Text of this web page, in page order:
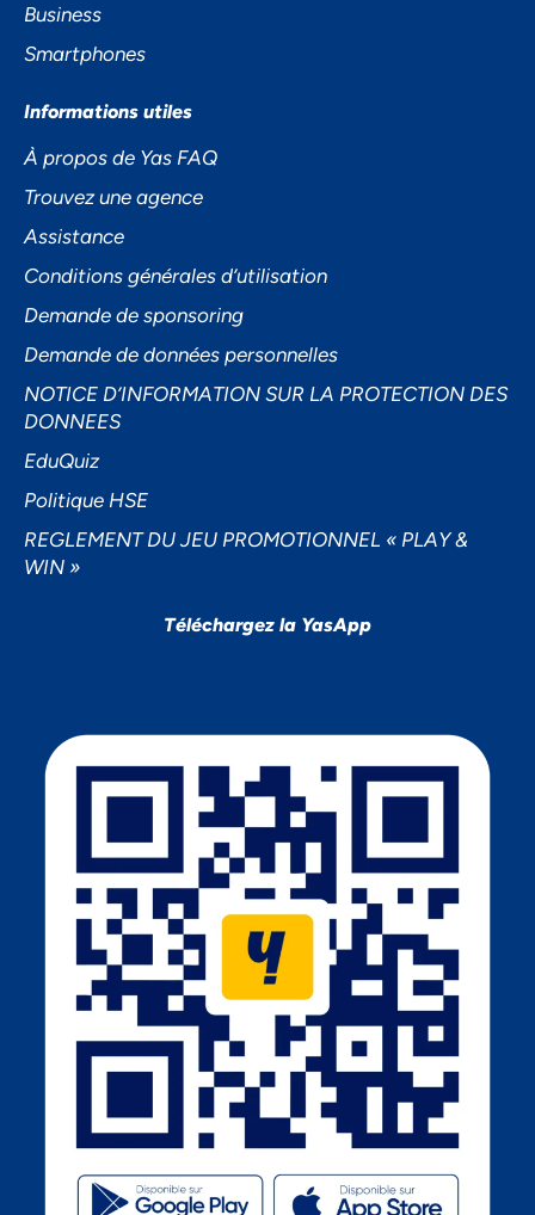
Business
Smartphones
Informations utiles
À propos de Yas FAQ
Trouvez une agence
Assistance
Conditions générales d’utilisation
Demande de sponsoring
Demande de données personnelles
NOTICE D’INFORMATION SUR LA PROTECTION DES
DONNEES
EduQuiz
Politique HSE
REGLEMENT DU JEU PROMOTIONNEL « PLAY &
WIN »
Téléchargez la YasApp
Préférences